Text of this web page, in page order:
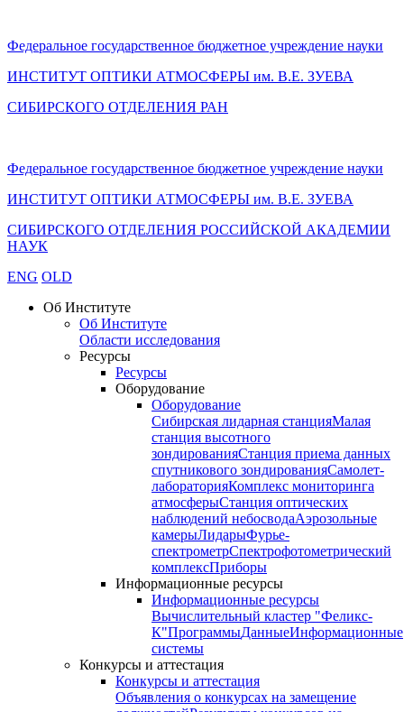
Федеральное государственное бюджетное учреждение науки
ИНСТИТУТ ОПТИКИ АТМОСФЕРЫ им. В.Е. ЗУЕВА
СИБИРСКОГО ОТДЕЛЕНИЯ РАН
Федеральное государственное бюджетное учреждение науки
ИНСТИТУТ ОПТИКИ АТМОСФЕРЫ им. В.Е. ЗУЕВА
СИБИРСКОГО ОТДЕЛЕНИЯ РОССИЙСКОЙ АКАДЕМИИ
НАУК
ENG OLD
Об Институте
Об Институте
Области исследования
Ресурсы
Ресурсы
Оборудование
Оборудование
Сибирская лидарная станцияМалая
станция высотного
зондированияСтанция приема данных
спутникового зондированияСамолет-
лабораторияКомплекс мониторинга
атмосферыСтанция оптических
наблюдений небосводаАэрозольные
камерыЛидарыФурье-
спектрометрСпектрофотометрический
комплексПриборы
Информационные ресурсы
Информационные ресурсы
Вычислительный кластер "Феликс-
К"ПрограммыДанныеИнформационные
системы
Конкурсы и аттестация
Конкурсы и аттестация
Объявления о конкурсах на замещение